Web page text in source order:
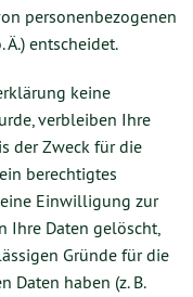
personenbezogenen
Ä.) entscheidet.
keine
verbleiben Ihre
der Zweck für die
berechtigtes
Einwilligung zur
Ihre Daten gelöscht,
Gründe für die
Daten haben (z. B.